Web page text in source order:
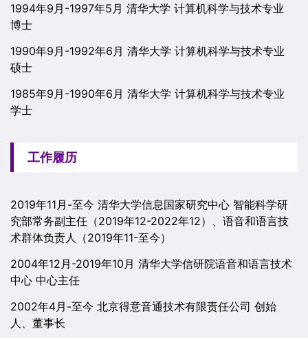
1994年9月-1997年5月 清华大学 计算机科学与技术专业
博士
1990年9月-1992年6月 清华大学 计算机科学与技术专业
硕士
1985年9月-1990年6月 清华大学 计算机科学与技术专业
学士
工作履历
2019年11月-至今 清华大学信息国家研究中心 智能科学研
究部常务副主任（2019年12-2022年12）、语音和语言技
术群体负责人（2019年11-至今）
2004年12月-2019年10月 清华大学信研院语音和语言技术
中心 中心主任
2002年4月-至今 北京得意音通技术有限责任公司 创始
人、董事长